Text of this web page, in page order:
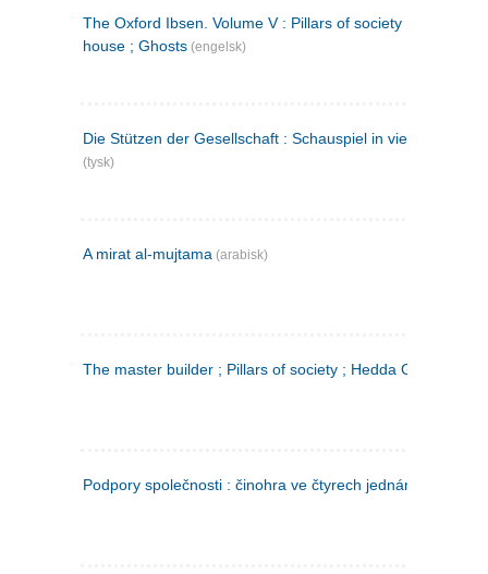
The Oxford Ibsen. Volume V : Pillars of society ; A doll's
house ; Ghosts (engelsk)
Die Stützen der Gesellschaft : Schauspiel in vier Aufzügen
(tysk)
A mirat al-mujtama (arabisk)
The master builder ; Pillars of society ; Hedda Gabler
Podpory společnosti : činohra ve čtyrech jednáních